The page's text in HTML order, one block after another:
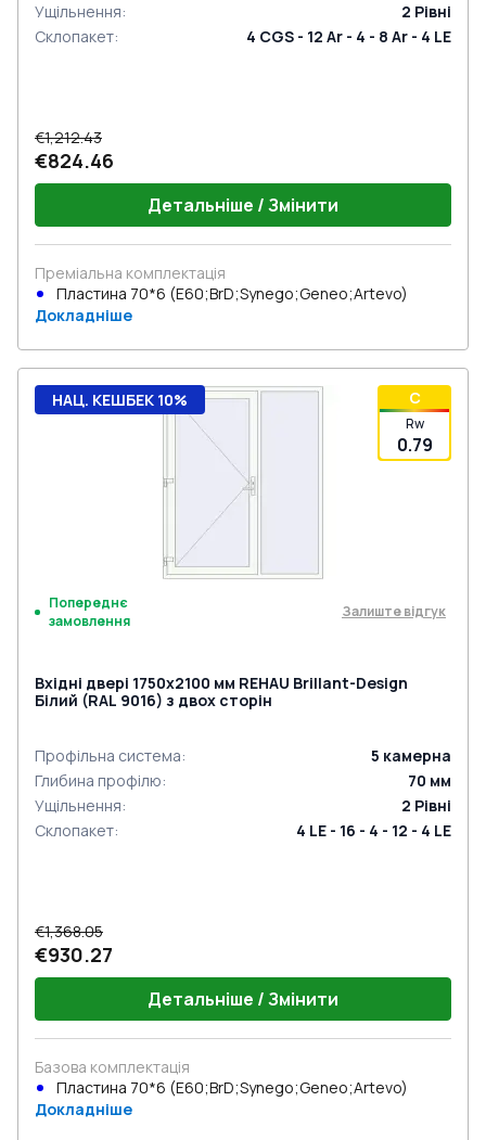
Ущільнення: 2 Рівні
Склопакет: 4 CGS - 12 Ar - 4 - 8 Ar - 4 LE
€1,212.43
€824.46
Детальніше / Змінити
Преміальна комплектація
Пластина 70*6 (E60;BrD;Synego;Geneo;Artevo)
Докладніше
C
Rw
0.79
НАЦ. КЕШБЕК 10%
Попереднє
замовлення
Залиште відгук
Вхідні двері 1750x2100 мм REHAU Brillant-Design
Білий (RAL 9016) з двох сторін
Профільна система: 5 камерна
Глибина профілю: 70 мм
Ущільнення: 2 Рівні
Склопакет: 4 LE - 16 - 4 - 12 - 4 LE
€1,368.05
€930.27
Детальніше / Змінити
Базова комплектація
Пластина 70*6 (E60;BrD;Synego;Geneo;Artevo)
Докладніше